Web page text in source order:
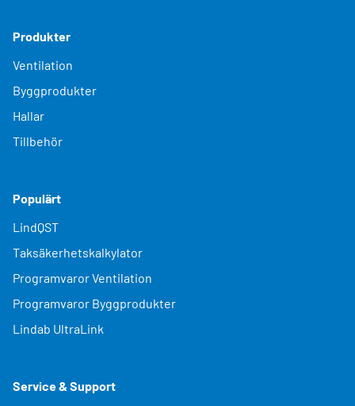
Produkter
Ventilation
Byggprodukter
Hallar
Tillbehör
Populärt
LindQST
Taksäkerhetskalkylator
Programvaror Ventilation
Programvaror Byggprodukter
Lindab UltraLink
Service & Support